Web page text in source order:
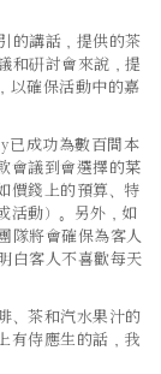
的講話，提供的茶
和硏討會來說，提
以確保活動中的嘉
已成功為數百間本
會議到會選擇的菜
價錢上的預算、特
活動）。另外，如
隊將會確保為客人
白客人不喜歡每天
、茶和汽水果汁的
有侍應生的話，我